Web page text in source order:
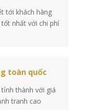
tới khách hàng
nhất với chi phí
toàn quốc
thành với giá
tranh cao